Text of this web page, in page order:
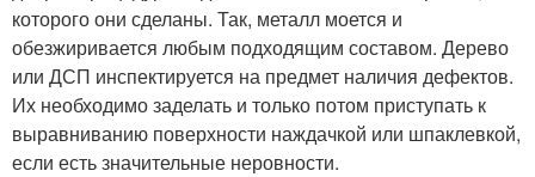
которого они сделаны. Так, металл моется и
обезжиривается любым подходящим составом. Дерево
или ДСП инспектируется на предмет наличия дефектов.
Их необходимо заделать и только потом приступать к
выравниванию поверхности наждачкой или шпаклевкой,
если есть значительные неровности.